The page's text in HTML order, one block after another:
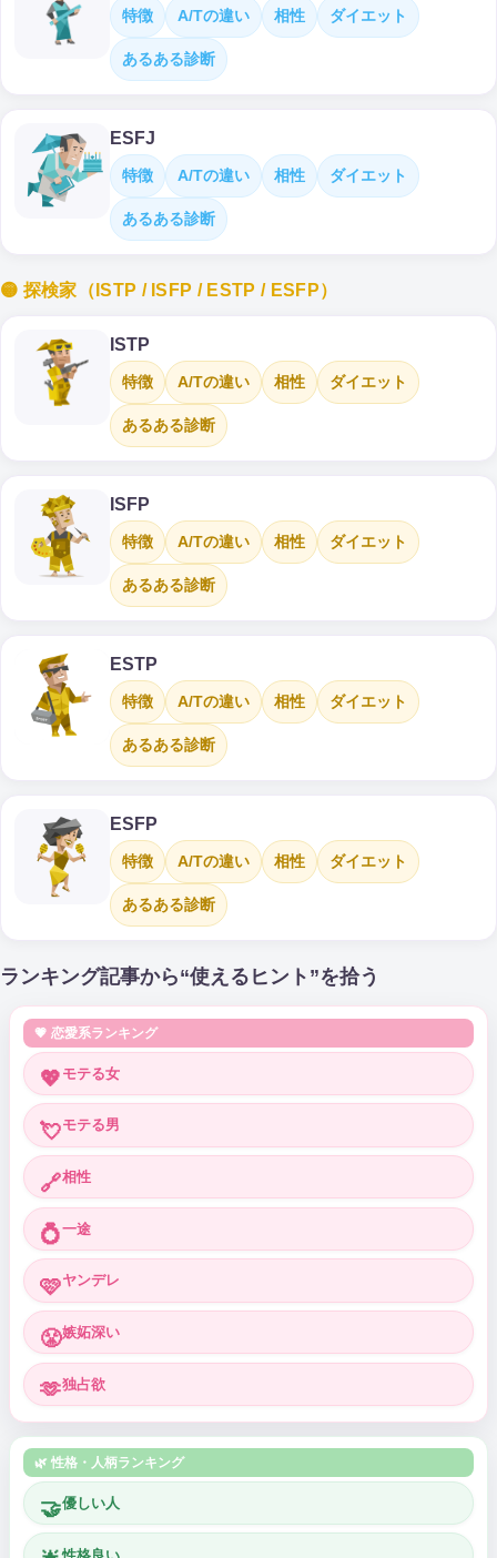
特徴 A/Tの違い 相性 ダイエット
あるある診断
ESFJ
特徴 A/Tの違い 相性 ダイエット
あるある診断
🟡 探検家（ISTP / ISFP / ESTP / ESFP）
ISTP
特徴 A/Tの違い 相性 ダイエット
あるある診断
ISFP
特徴 A/Tの違い 相性 ダイエット
あるある診断
ESTP
特徴 A/Tの違い 相性 ダイエット
あるある診断
ESFP
特徴 A/Tの違い 相性 ダイエット
あるある診断
ランキング記事から“使えるヒント”を拾う
💗 恋愛系ランキング
💖 モテる女
💘モテる男
🔗相性
💍一途
🩷ヤンデレ
😤嫉妬深い
🫶独占欲
🌿 性格・人柄ランキング
🤝優しい人